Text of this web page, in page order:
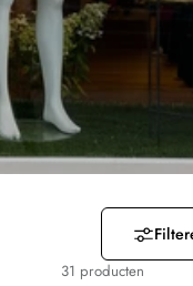
31 producten